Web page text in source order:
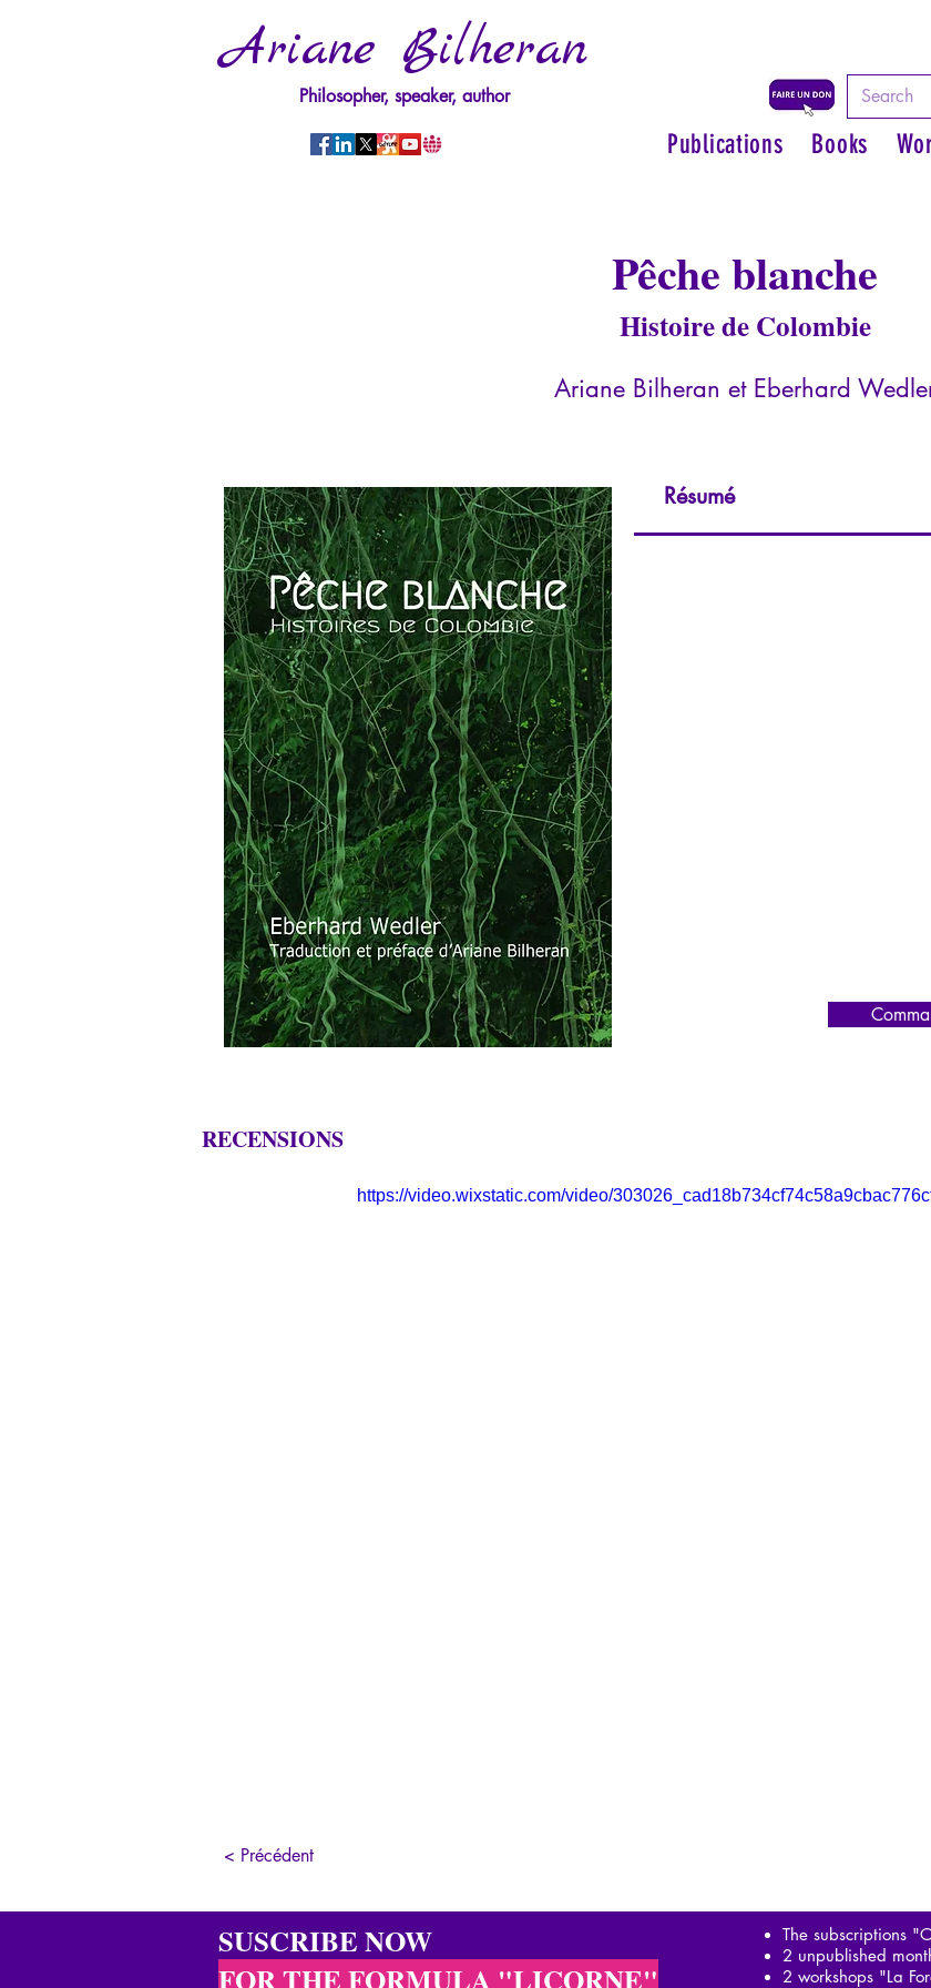
Ariane Bilheran
Philosopher, speaker, author
Publications Books
Pêche blanche
Histoire de Colombie
Ariane Bilheran et Eberhard
Résumé
RECENSIONS
https://video.wixstatic.com/video/
< Précédent
SUSCRIBE NOW
FOR THE FORMULA "LICORNE"
The subscriptions
2 unpublished
2 workshops "La